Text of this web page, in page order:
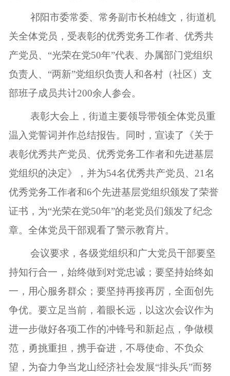
祁阳市委常委、常务副市长柏雄文，街道机
关全体党员，受表彰的优秀党务工作者、优秀共
产党员、“光荣在党50年”代表、办属部门党组织
负责人、“两新”党组织负责人和各村（社区）支
部班子成员共计200余人参会。
表彰大会上，街道主要领导带领全体党员重
温入党誓词并作总结报告。同时，宣读了《关于
表彰优秀共产党员、优秀党务工作者和先进基层
党组织的决定》，并为54名优秀共产党员、21名
优秀党务工作者和6个先进基层党组织颁发了荣誉
证书，为“光荣在党50年”的老党员们颁发了纪念
章。全体党员干部观看了警示教育片。
会议要求，各级党组织和广大党员干部要坚
持知行合一，始终做到对党忠诚；要坚持始终如
一，用心服务群众；要坚持再接再厉，全面创先
争优。要立足当前，着眼长远，以这次会议作为
进一步做好各项工作的冲锋号和新起点，争做模
范，勇挑重担，携手奋进，不辱使命、不负众
望，为奋力争当龙山经济社会发展“排头兵”而努